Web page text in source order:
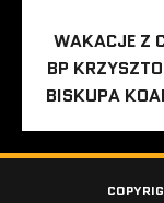
WAKACJE Z
BP
BISKUPA